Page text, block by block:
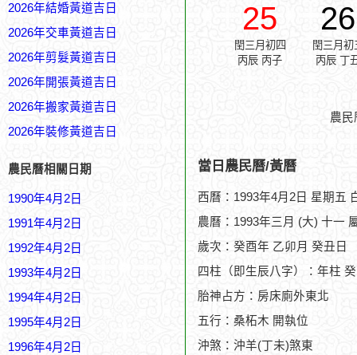
2026年結婚黃道吉日
2026年交車黃道吉日
2026年剪髮黃道吉日
2026年開張黃道吉日
2026年搬家黃道吉日
2026年裝修黃道吉日
農民曆相關日期
1990年4月2日
1991年4月2日
1992年4月2日
1993年4月2日
1994年4月2日
1995年4月2日
1996年4月2日
25
閏三月初四
丙辰 丙子
26
閏三月初
丙辰 丁
農
當日農民曆/黃曆
西曆：1993年4月2日 星期五
農曆：1993年三月 (大) 十一
歲次：癸酉年 乙卯月 癸丑日
四柱（即生辰八字）：年柱
胎神占方：房床廁外東北
五行：桑柘木 開執位
沖煞：沖羊(丁未)煞東